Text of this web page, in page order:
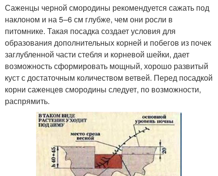
Саженцы черной смородины рекомендуется сажать под
наклоном и на 5–6 см глубже, чем они росли в
питомнике. Такая посадка создает условия для
образования дополнительных корней и побегов из почек
заглубленной части стебля и корневой шейки, дает
возможность сформировать мощный, хорошо развитый
куст с достаточным количеством ветвей. Перед посадкой
корни саженцев смородины следует, по возможности,
распрямить.